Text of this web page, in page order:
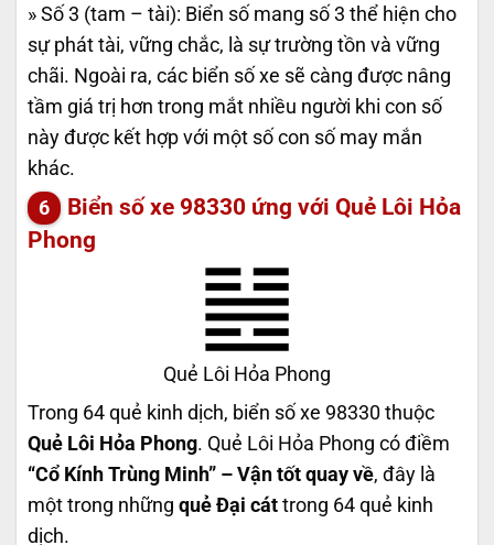
» Số 3 (tam – tài): Biển số mang số 3 thể hiện cho
sự phát tài, vững chắc, là sự trường tồn và vững
chãi. Ngoài ra, các biển số xe sẽ càng được nâng
tầm giá trị hơn trong mắt nhiều người khi con số
này được kết hợp với một số con số may mắn
khác.
Biển số xe 98330 ứng với Quẻ Lôi Hỏa
Phong
Quẻ Lôi Hỏa Phong
Trong 64 quẻ kinh dịch, biển số xe 98330 thuộc
Quẻ Lôi Hỏa Phong. Quẻ Lôi Hỏa Phong có điềm
“Cổ Kính Trùng Minh” – Vận tốt quay về, đây là
một trong những quẻ Đại cát trong 64 quẻ kinh
dịch.